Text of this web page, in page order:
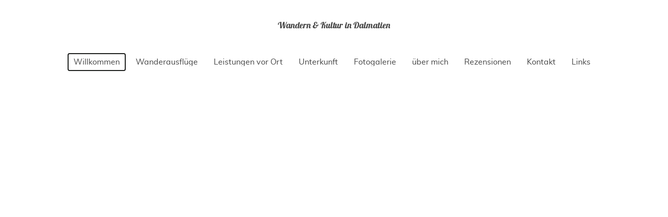
Wandern & Kultur in Dalmatien
Willkommen Wanderausflüge Leistungen vor Ort Unterkunft Fotogalerie über mich Rezensionen Kontakt Links